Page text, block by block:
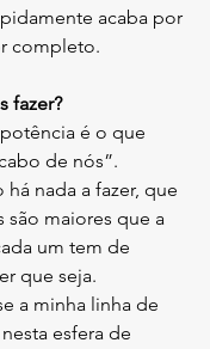
acaba por
completo.
fazer?
é o que
de nós”.
nada a fazer, que
são maiores que a
um tem de
que seja.
a minha linha de
esfera de